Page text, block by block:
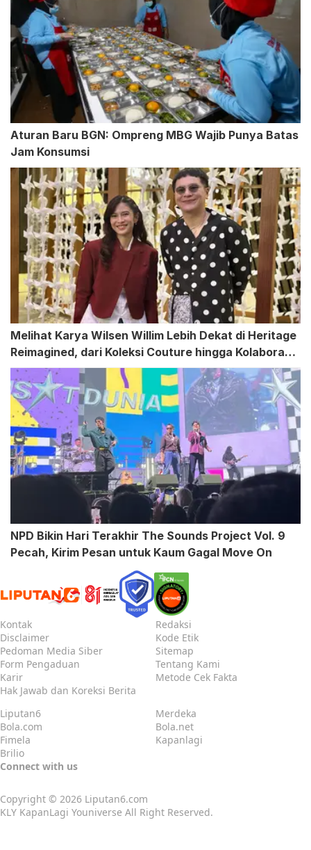
Aturan Baru BGN: Ompreng MBG Wajib Punya Batas
Jam Konsumsi
Melihat Karya Wilsen Willim Lebih Dekat di Heritage
Reimagined, dari Koleksi Couture hingga Kolaborasi
Dian Sastrowardoyo
NPD Bikin Hari Terakhir The Sounds Project Vol. 9
Pecah, Kirim Pesan untuk Kaum Gagal Move On
Kontak
Redaksi
Disclaimer
Kode Etik
Pedoman Media Siber
Sitemap
Form Pengaduan
Tentang Kami
Karir
Metode Cek Fakta
Hak Jawab dan Koreksi Berita
Liputan6
Merdeka
Bola.com
Bola.net
Fimela
Kapanlagi
Brilio
Connect with us
Copyright © 2026 Liputan6.com
KLY KapanLagi Youniverse All Right Reserved.